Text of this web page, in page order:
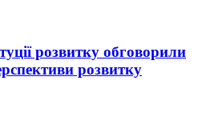
розвитку обговорили
розвитку